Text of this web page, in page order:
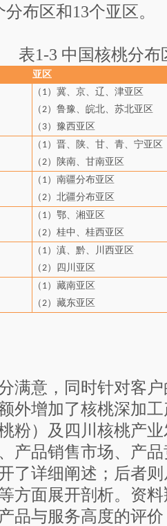
布区和13个亚区。
1-3 中国核桃分布
亚区
（ 1）冀、京、辽、津亚区
（2）鲁豫、皖北、苏北亚区
（ 3）豫西亚区
（ 1）晋、陕、甘、青、宁亚区
（2）陕南、甘南亚区
（ 1）南疆分布亚区
（2）北疆分布亚区
（ 1）鄂、湘亚区
（2）桂中、桂西亚区
（ 1）滇、黔、川西亚区
（2）四川亚区
（ 1）藏南亚区
（2）藏东亚区
意，同时针对客户
外增加了核桃深加
粉）及四川核桃产
产品销售市场、产
了详细阐述；后者
方面展开剖析。资
品与服务高度的评价